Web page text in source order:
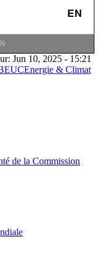
Jun 10, 2025 - 15:21
Energie & Climat
de la Commission